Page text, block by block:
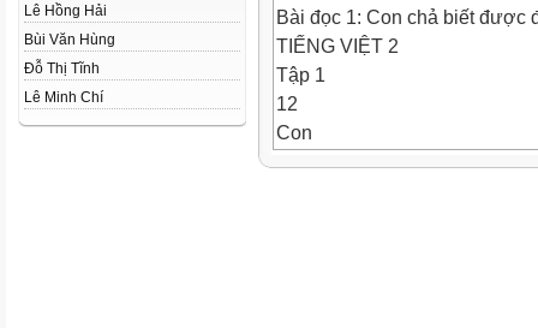
Lê Hồng Hải
Bùi Văn Hùng
Đỗ Thị Tĩnh
Lê Minh Chí
Bài đọc 1: Con chả biết được
TIẾNG VIỆT 2
Tập 1
12
Con